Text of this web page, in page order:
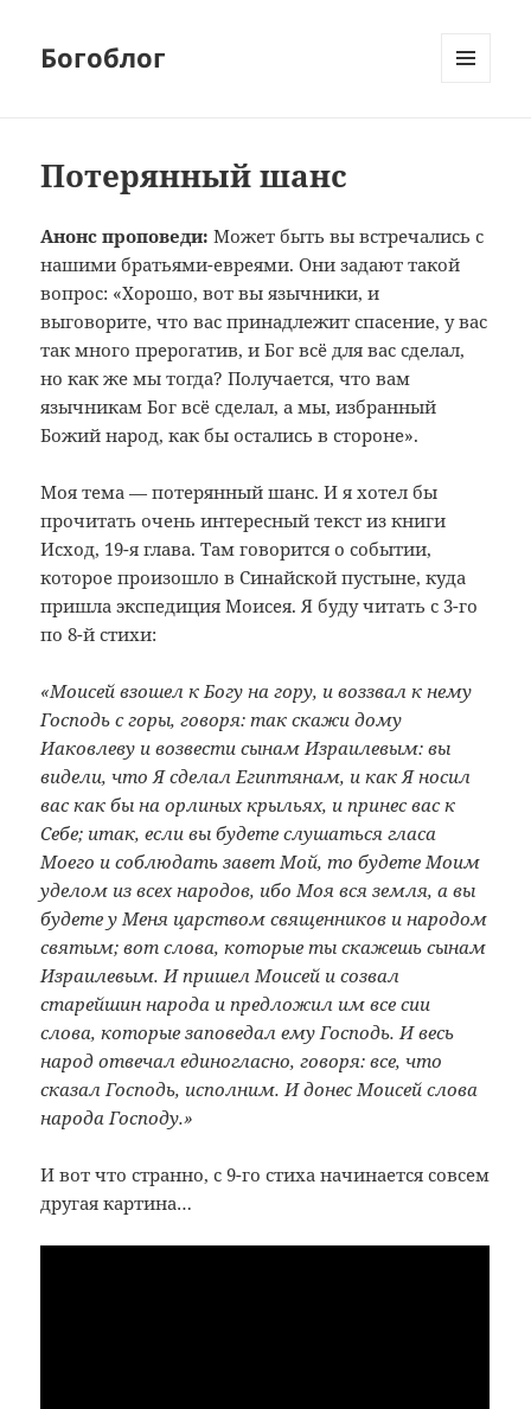
Богоблог
Потерянный шанс
Анонс проповеди: Может быть вы встречались с
нашими братьями-евреями. Они задают такой
вопрос: «Хорошо, вот вы язычники, и
выговорите, что вас принадлежит спасение, у вас
так много прерогатив, и Бог всё для вас сделал,
но как же мы тогда? Получается, что вам
язычникам Бог всё сделал, а мы, избранный
Божий народ, как бы остались в стороне».
Моя тема — потерянный шанс. И я хотел бы
прочитать очень интересный текст из книги
Исход, 19-я глава. Там говорится о событии,
которое произошло в Синайской пустыне, куда
пришла экспедиция Моисея. Я буду читать с 3-го
по 8-й стихи:
«Моисей взошел к Богу на гору, и воззвал к нему
Господь с горы, говоря: так скажи дому
Иаковлеву и возвести сынам Израилевым: вы
видели, что Я сделал Египтянам, и как Я носил
вас как бы на орлиных крыльях, и принес вас к
Себе; итак, если вы будете слушаться гласа
Моего и соблюдать завет Мой, то будете Моим
уделом из всех народов, ибо Моя вся земля, а вы
будете у Меня царством священников и народом
святым; вот слова, которые ты скажешь сынам
Израилевым. И пришел Моисей и созвал
старейшин народа и предложил им все сии
слова, которые заповедал ему Господь. И весь
народ отвечал единогласно, говоря: все, что
сказал Господь, исполним. И донес Моисей слова
народа Господу.»
И вот что странно, с 9-го стиха начинается совсем
другая картина…